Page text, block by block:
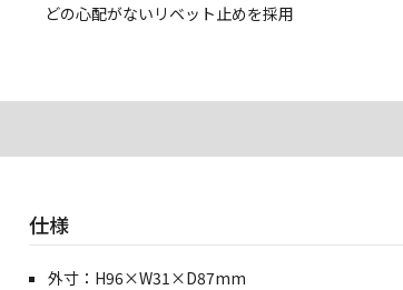
どの心配がないリベット止めを採用
仕様
外寸：H96×W31×D87mm